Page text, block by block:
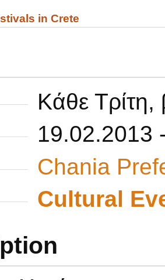
in Crete
Κάθε Τρίτη,
19.02.2013
Chania
Cultural